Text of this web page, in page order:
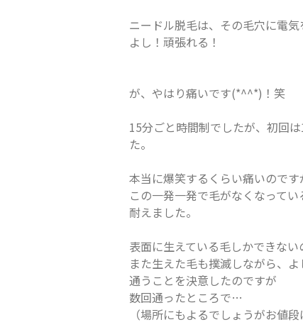
ニードル脱毛は、その毛穴に電
よし！頑張れる！
が、やはり痛いです(*^^*)！笑
15分ごと時間制でしたが、初回
た。
本当に爆笑するくらい痛いのです
この一発一発で毛がなくなって
耐えました。
表面に生えている毛しかできない
また生えた毛も撲滅しながら、
通うことを決意したのですが
数回通ったところで…
（場所にもよるでしょうがお値